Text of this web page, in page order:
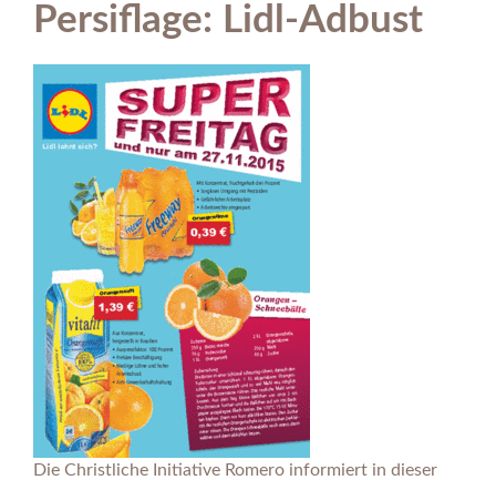
Persiflage: Lidl-Adbust
Die Christliche Initiative Romero informiert in dieser